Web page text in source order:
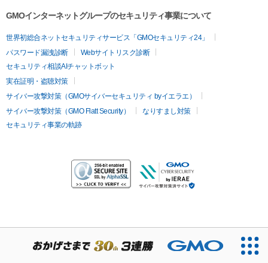
GMOインターネットグループのセキュリティ事業について
世界初総合ネットセキュリティサービス「GMOセキュリティ24」
パスワード漏洩診断
Webサイトリスク診断
セキュリティ相談AIチャットボット
実在証明・盗聴対策
サイバー攻撃対策（GMOサイバーセキュリティ byイエラエ）
サイバー攻撃対策（GMO Flatt Security）
なりすまし対策
セキュリティ事業の軌跡